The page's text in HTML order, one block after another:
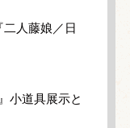
二人藤娘／日
小道具展示と